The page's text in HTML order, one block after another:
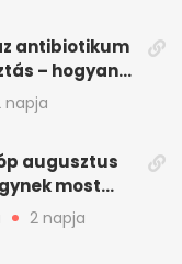
antibiotikum
– hogyan
(x)
napja
augusztus
most
2 napja